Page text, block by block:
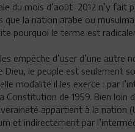
du mois d’août 2012 n’y fait
que la nation arabe ou
pourquoi le terme est
empêche d’user d’une autre
le peuple est seulement
modalité il les exerce : par
de 1959. Bien loin
appartient à la nation
et indirectement par